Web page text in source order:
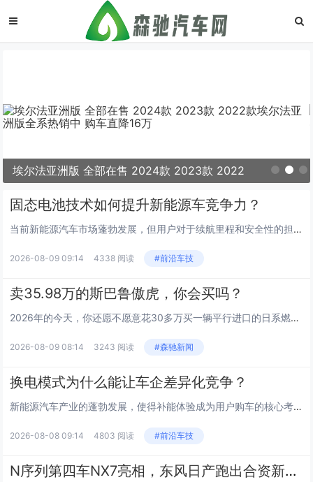
埃尔法亚洲版 全部在售 2024款 2023款 2022
款埃尔法亚洲版全系热销中 购车直降16万
固态电池技术如何提升新能源车竞争力？
当前新能源汽车市场蓬勃发展，但用户对于续航里程和安全性的担忧依然存在。传统液态锂离子电池在能量密度上逐渐接近理论极限，难以满足更长出行的需求。固态电池作为下一代储能技术，正成为打破这一僵局的关键力量，为行业注入新的活力。 固态电池的核心优...
2026-08-09 09:14 4338 阅读 #前沿车技
卖35.98万的斯巴鲁傲虎，你会买吗？
2026年的今天，你还愿不愿意花30多万买一辆平行进口的日系燃油越野车？而且，它还是斯巴鲁。 7月底，斯巴鲁把第六代傲虎(参数|询价)的Wilderness荒野版，以平行进口的方式送进了中国市场，单一配置，35.98万元，三季度末交付。...
2026-08-09 08:14 3243 阅读 #森驰新闻
换电模式为什么能让车企差异化竞争？
新能源汽车产业的蓬勃发展，使得补能体验成为用户购车的核心考量因素之一。在众多技术路线中，一种特定的能源补充方案正逐渐成为部分主机厂构建品牌护城河的关键手段。这种模式不仅解决了传统充电耗时长的痛点，更在商业逻辑上实现了重构，为品牌带来了独特的...
2026-08-08 09:14 4803 阅读 #前沿车技
N序列第四车NX7亮相，东风日产跑出合资新能源转型最快速度